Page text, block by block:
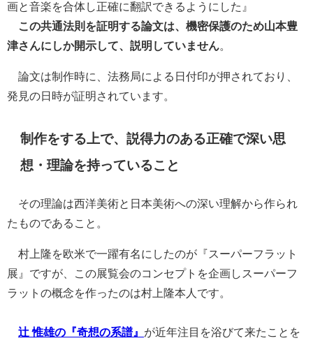
画と音楽を合体し正確に翻訳できるようにした』
この共通法則を証明する論文は、機密保護のため山本豊
津さんにしか開示して、説明していません
論文は制作時に、法務局による日付印が押されており、
発見の日時が証明されています。
制作をする上で、説得力のある正確で深い思
想・理論を持っていること
その理論は西洋美術と日本美術への深い理解から作られ
たものであること。
村上隆を欧米で一躍有名にしたのが『スーパーフラット
展』ですが、この展覧会のコンセプトを企画しスーパーフ
ラットの概念を作ったのは村上隆本人です。
辻 惟雄の『奇想の系譜』 が近年注目を浴びて来たことを